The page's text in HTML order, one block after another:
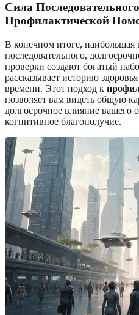
Сила
Профилактической
В конечном итоге, наибольшая
последовательного,
проверки создают богатый
рассказывает историю
времени. Этот подход к
позволяет вам видеть общую
долгосрочное влияние вашего
когнитивное благополучие.